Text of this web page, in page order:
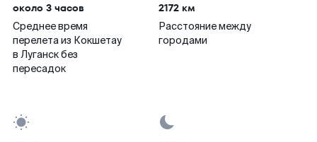
около 3 часов
Среднее время
перелета из Кокшетау
в Луганск без
пересадок
2172 км
Расстояние между
городами